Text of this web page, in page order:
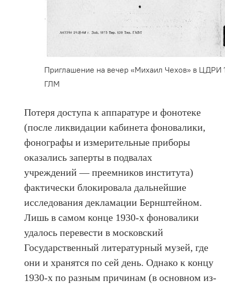
Приглашение на вечер «Михаил Чехов» в
ГЛМ
Потеря доступа к аппаратуре и фонотеке
(после ликвидации кабинета фоновалики,
фонографы и измерительные приборы
оказались заперты в подвалах
учреждений — преемников института)
фактически блокировала дальнейшие
исследования декламации Бернштейном.
Лишь в самом конце 1930-х фоновалики
удалось перевести в московский
Государственный литературный музей, где
они и хранятся по сей день. Однако к концу
1930-х по разным причинам (в основном из-